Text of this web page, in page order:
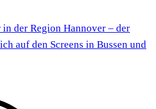
der Region Hannover – der
auf den Screens in Bussen und